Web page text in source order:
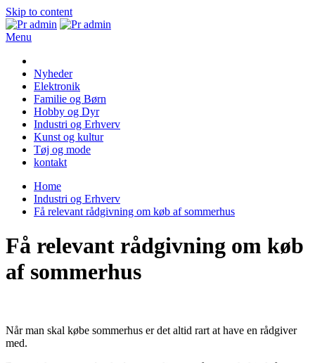
Skip to content
Menu
Nyheder
Elektronik
Familie og Børn
Hobby og Dyr
Industri og Erhverv
Kunst og kultur
Tøj og mode
kontakt
Home
Industri og Erhverv
Få relevant rådgivning om køb af sommerhus
Få relevant rådgivning om køb
af sommerhus
Når man skal købe sommerhus er det altid rart at have en rådgiver
med.